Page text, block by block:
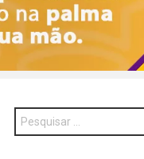
Procurar
por: